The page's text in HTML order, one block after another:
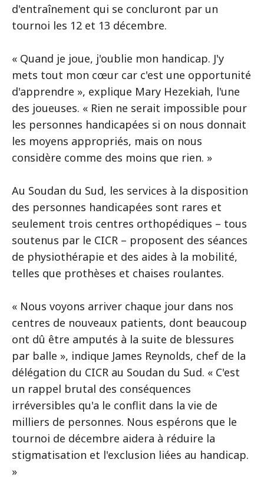
d'entraînement qui se concluront par un
tournoi les 12 et 13 décembre.
« Quand je joue, j'oublie mon handicap. J'y
mets tout mon cœur car c'est une opportunité
d'apprendre », explique Mary Hezekiah, l'une
des joueuses. « Rien ne serait impossible pour
les personnes handicapées si on nous donnait
les moyens appropriés, mais on nous
considère comme des moins que rien. »
Au Soudan du Sud, les services à la disposition
des personnes handicapées sont rares et
seulement trois centres orthopédiques – tous
soutenus par le CICR – proposent des séances
de physiothérapie et des aides à la mobilité,
telles que prothèses et chaises roulantes.
« Nous voyons arriver chaque jour dans nos
centres de nouveaux patients, dont beaucoup
ont dû être amputés à la suite de blessures
par balle », indique James Reynolds, chef de la
délégation du CICR au Soudan du Sud. « C'est
un rappel brutal des conséquences
irréversibles qu'a le conflit dans la vie de
milliers de personnes. Nous espérons que le
tournoi de décembre aidera à réduire la
stigmatisation et l'exclusion liées au handicap.
»